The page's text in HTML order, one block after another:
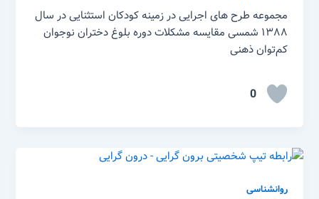
مجموعه طرح های اجرایی در زمینه کودکان استثنایی در سال
۱۳۸۸ شمسی مقایسه مشکلات دوره بلوغ دختران نوجوان
کم‌توان ذهنی
0
روانشناسی